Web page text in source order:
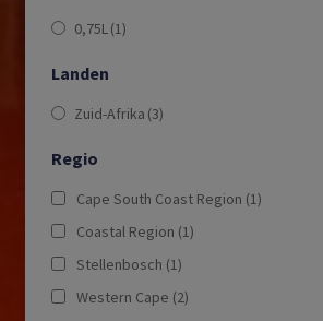
0,75L (1)
Landen
Zuid-Afrika (3)
Regio
Cape South Coast Region (1)
Coastal Region (1)
Stellenbosch (1)
Western Cape (2)